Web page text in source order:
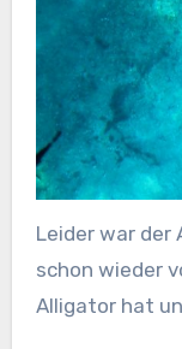
Leider war der
schon wieder
Alligator hat